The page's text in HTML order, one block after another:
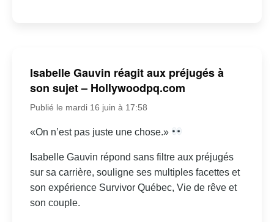
Isabelle Gauvin réagit aux préjugés à
son sujet – Hollywoodpq.com
Publié le mardi 16 juin à 17:58
«On n’est pas juste une chose.»
Isabelle Gauvin répond sans filtre aux préjugés
sur sa carrière, souligne ses multiples facettes et
son expérience Survivor Québec, Vie de rêve et
son couple.